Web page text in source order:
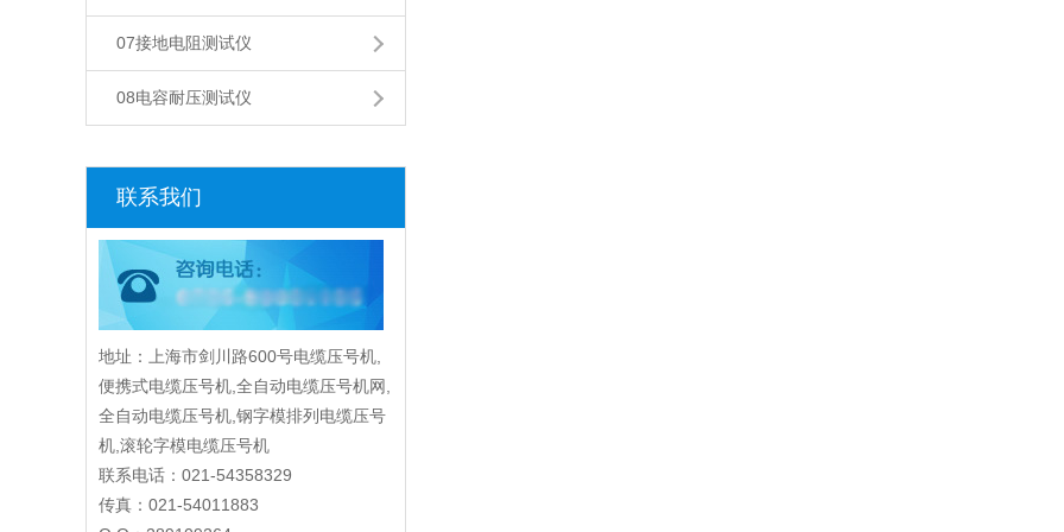
07接地电阻测试仪
08电容耐压测试仪
联系我们
地址：上海市剑川路600号电缆压号机,
便携式电缆压号机,全自动电缆压号机网,
全自动电缆压号机,钢字模排列电缆压号
机,滚轮字模电缆压号机
联系电话：021-54358329
传真：021-54011883